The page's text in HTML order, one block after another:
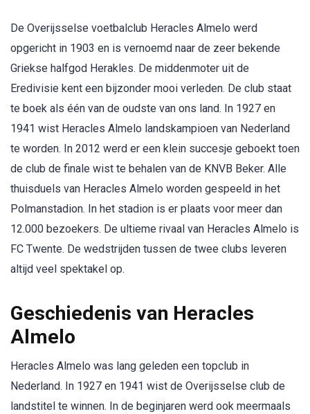
De Overijsselse voetbalclub Heracles Almelo werd
opgericht in 1903 en is vernoemd naar de zeer bekende
Griekse halfgod Herakles. De middenmoter uit de
Eredivisie kent een bijzonder mooi verleden. De club staat
te boek als één van de oudste van ons land. In 1927 en
1941 wist Heracles Almelo landskampioen van Nederland
te worden. In 2012 werd er een klein succesje geboekt toen
de club de finale wist te behalen van de KNVB Beker. Alle
thuisduels van Heracles Almelo worden gespeeld in het
Polmanstadion. In het stadion is er plaats voor meer dan
12.000 bezoekers. De ultieme rivaal van Heracles Almelo is
FC Twente. De wedstrijden tussen de twee clubs leveren
altijd veel spektakel op.
Geschiedenis van Heracles
Almelo
Heracles Almelo was lang geleden een topclub in
Nederland. In 1927 en 1941 wist de Overijsselse club de
landstitel te winnen. In de beginjaren werd ook meermaals